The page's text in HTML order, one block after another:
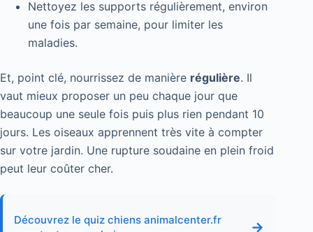
Nettoyez les supports régulièrement, environ
une fois par semaine, pour limiter les
maladies.
Et, point clé, nourrissez de manière régulière. Il
vaut mieux proposer un peu chaque jour que
beaucoup une seule fois puis plus rien pendant 10
jours. Les oiseaux apprennent très vite à compter
sur votre jardin. Une rupture soudaine en plein froid
peut leur coûter cher.
Découvrez le quiz chiens animalcenter.fr
→